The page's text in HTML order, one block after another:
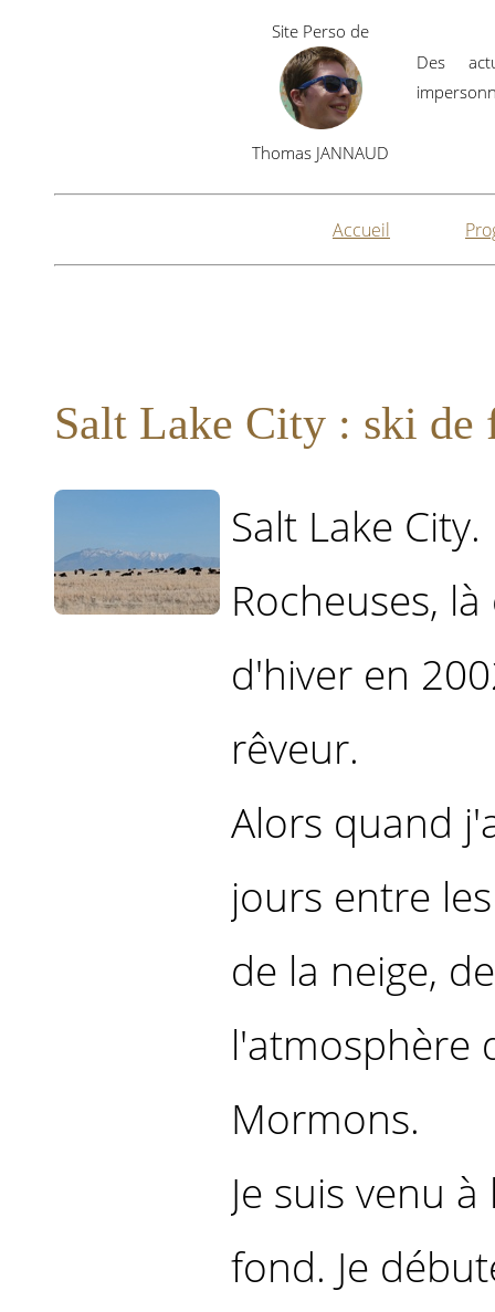
Site Perso de
Thomas JANNAUD
Des
Accueil
Salt Lake City : ski de
Salt Lake
Rocheuses,
d'hiver en
rêveur.
Alors quand
jours entre
de la neige,
l'atmosphère
Mormons.
Je suis venu
fond. Je